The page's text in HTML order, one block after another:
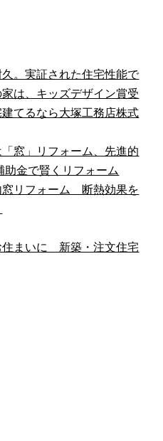
。実証された住宅性能で
は、キッズデザイン賞受
てるなら大塚工務店株式
窓」リフォーム、先進的
金で賢くリフォーム
窓リフォーム 断熱効果を
住まいに 新築・注文住宅